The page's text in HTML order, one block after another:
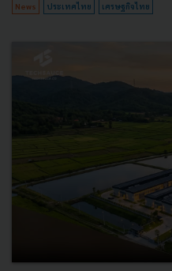
News ประเทศไทย เศรษฐกิจไทย